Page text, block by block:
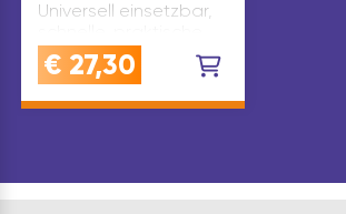
Universell einsetzbar,
und hoch-wirksame
Reinigungstücher,
Werkzeugen und
€ 27,30